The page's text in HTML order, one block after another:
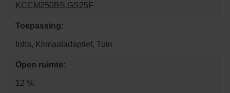
KCCM250BS.GS25F
Toepassing:
Infra, Klimaatadaptief, Tuin
Open ruimte:
12 %